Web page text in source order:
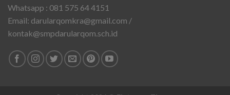
Whatsapp : 081 575 64 4151
Email: darularqomkra@gmail.com /
kontak@smpdarularqom.sch.id